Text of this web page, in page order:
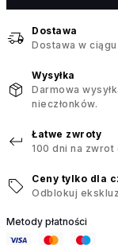
Dostawa
Dostawa w
Wysyłka
Darmowa
nieczłonków.
Łatwe zwroty
100 dni na zwrot
Ceny tylko dla
Odblokuj
Metody płatności